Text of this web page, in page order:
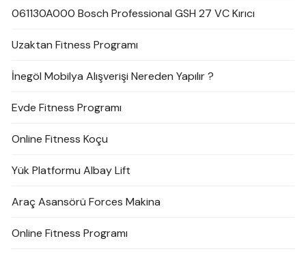
061130A000 Bosch Professional GSH 27 VC Kırıcı
Uzaktan Fitness Programı
İnegöl Mobilya Alışverişi Nereden Yapılır ?
Evde Fitness Programı
Online Fitness Koçu
Yük Platformu Albay Lift
Araç Asansörü Forces Makina
Online Fitness Programı